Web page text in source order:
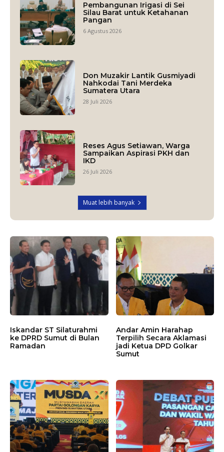
Pembangunan Irigasi di Sei
Silau Barat untuk Ketahanan
Pangan
6 Agustus 2026
Don Muzakir Lantik Gusmiyadi
Nahkodai Tani Merdeka
Sumatera Utara
28 Juli 2026
Reses Agus Setiawan, Warga
Sampaikan Aspirasi PKH dan
IKD
26 Juli 2026
Muat lebih banyak
Iskandar ST Silaturahmi
ke DPRD Sumut di Bulan
Ramadan
Andar Amin Harahap
Terpilih Secara Aklamasi
jadi Ketua DPD Golkar
Sumut